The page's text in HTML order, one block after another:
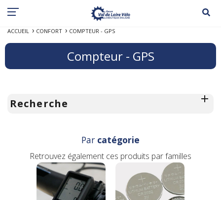
ACCUEIL CONFORT COMPTEUR - GPS
Compteur - GPS
Recherche
Par catégorie
Retrouvez également ces produits par familles